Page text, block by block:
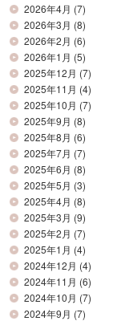
2026年4月 (7)
2026年3月 (8)
2026年2月 (6)
2026年1月 (5)
2025年12月 (7)
2025年11月 (4)
2025年10月 (7)
2025年9月 (8)
2025年8月 (6)
2025年7月 (7)
2025年6月 (8)
2025年5月 (3)
2025年4月 (8)
2025年3月 (9)
2025年2月 (7)
2025年1月 (4)
2024年12月 (4)
2024年11月 (6)
2024年10月 (7)
2024年9月 (7)